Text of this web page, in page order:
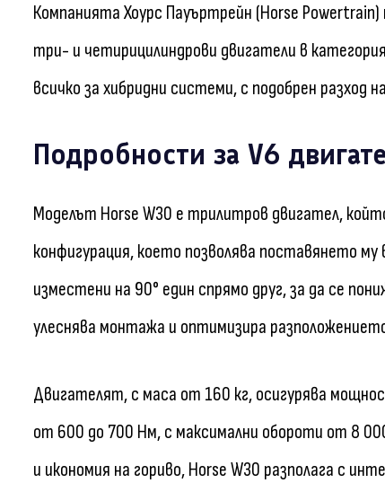
Компанията Хоурс Пауъртрейн (Horse
три- и четирицилиндрови двигатели в
всичко за хибридни системи, с подобрен разход
Подробности за V6
Моделът Horse W30 е трилитров двигател,
конфигурация, което позволява поставянето
изместени на 90° един спрямо друг, за да се
улеснява монтажа и оптимизира
Двигателят, с маса от 160 кг, осигурява
от 600 до 700 Нм, с максимални обороти от 8
и икономия на гориво, Horse W30 разполага с